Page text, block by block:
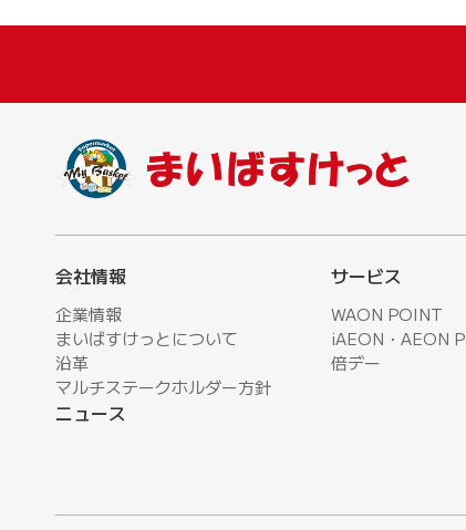
会社情報
企業情報
まいばすけっとについて
沿革
マルチステークホルダー方針
ニュース
サービス
WAON POINT
iAEON・AEON
倍デー